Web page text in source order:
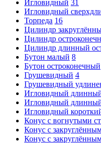
Игловидный 31
Игловидный
Торпеда 16
Цилиндр
Цилиндр
Цилиндр длинный
Бутон малый 8
Бутон остроконечный
Грушевидный 4
Грушевидный
Игловидный
Игловидный
Игловидный
Конус с вогнутыми
Конус с
Конус с